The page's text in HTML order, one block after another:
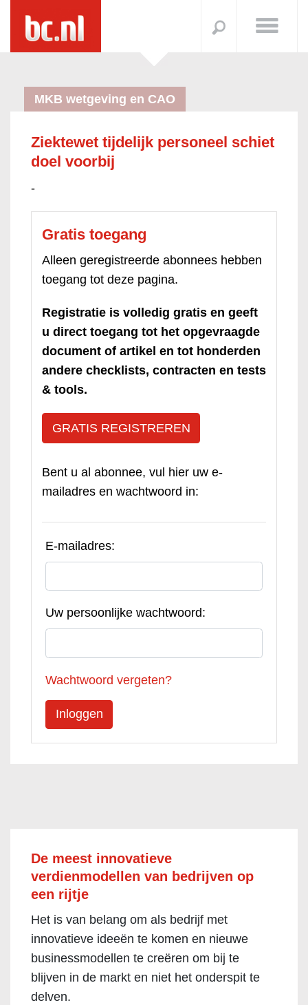
MKB wetgeving en CAO
Ziektewet tijdelijk personeel schiet
doel voorbij
-
Gratis toegang
Alleen geregistreerde abonnees hebben
toegang tot deze pagina.
Registratie is volledig gratis en geeft
u direct toegang tot het opgevraagde
document of artikel en tot honderden
andere checklists, contracten en tests
& tools.
GRATIS REGISTREREN
Bent u al abonnee, vul hier uw e-
mailadres en wachtwoord in:
E-mailadres:
Uw persoonlijke wachtwoord:
Wachtwoord vergeten?
De meest innovatieve
verdienmodellen van bedrijven op
een rijtje
Het is van belang om als bedrijf met
innovatieve ideeën te komen en nieuwe
businessmodellen te creëren om bij te
blijven in de markt en niet het onderspit te
delven.